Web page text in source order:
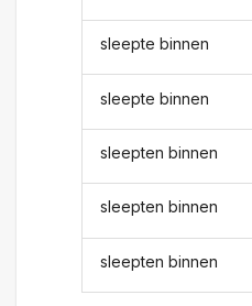
sleepte binnen
sleepte binnen
sleepten binnen
sleepten binnen
sleepten binnen